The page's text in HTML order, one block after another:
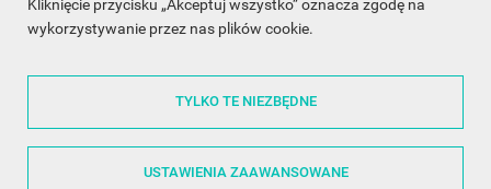
Kliknięcie przycisku „Akceptuj wszystko” oznacza zgodę na
wykorzystywanie przez nas plików cookie.
TYLKO TE NIEZBĘDNE
USTAWIENIA ZAAWANSOWANE
ŚLEDŹ NAS NA FACEBOOKU
Made with❤in Poland